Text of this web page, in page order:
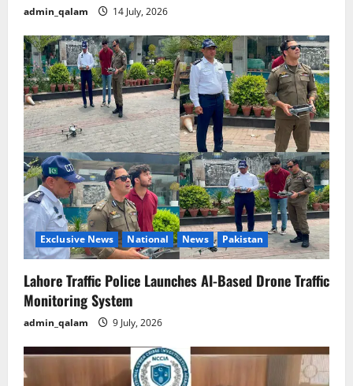
admin_qalam 14 July, 2026
Exclusive News National News Pakistan
Lahore Traffic Police Launches AI-Based Drone Traffic
Monitoring System
admin_qalam 9 July, 2026